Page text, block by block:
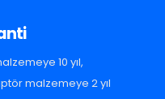
10 yıl,
malzemeye 2 yıl